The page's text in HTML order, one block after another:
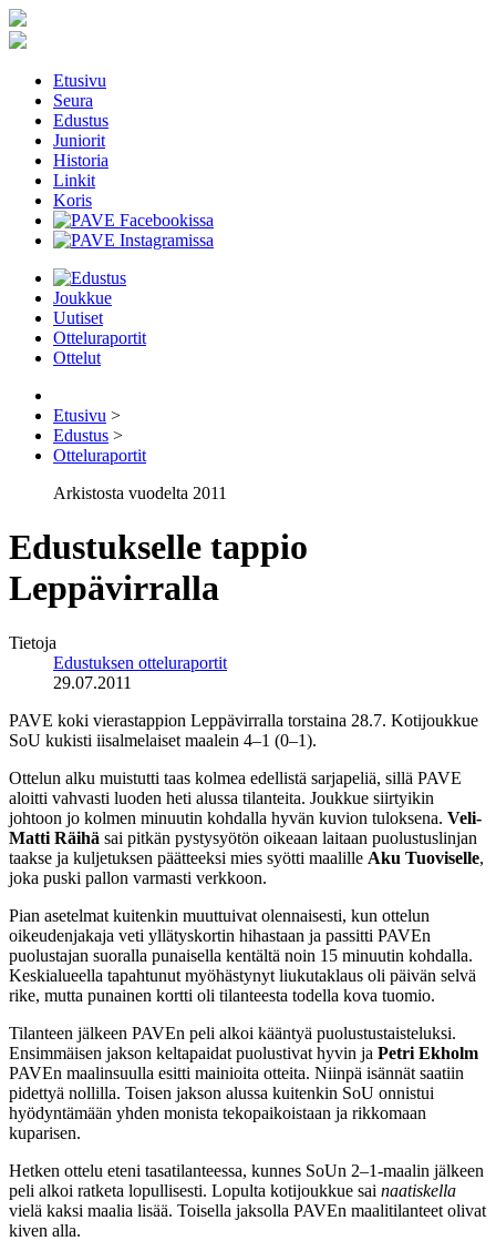
Etusivu
Seura
Edustus
Juniorit
Historia
Linkit
Koris
Joukkue
Uutiset
Otteluraportit
Ottelut
Etusivu >
Edustus >
Otteluraportit
Arkistosta vuodelta 2011
Edustukselle tappio
Leppävirralla
Tietoja
Edustuksen otteluraportit
29.07.2011
PAVE koki vierastappion Leppävirralla torstaina 28.7. Kotijoukkue
SoU kukisti iisalmelaiset maalein 4–1 (0–1).
Ottelun alku muistutti taas kolmea edellistä sarjapeliä, sillä PAVE
aloitti vahvasti luoden heti alussa tilanteita. Joukkue siirtyikin
johtoon jo kolmen minuutin kohdalla hyvän kuvion tuloksena. Veli-
Matti Räihä sai pitkän pystysyötön oikeaan laitaan puolustuslinjan
taakse ja kuljetuksen päätteeksi mies syötti maalille Aku Tuoviselle,
joka puski pallon varmasti verkkoon.
Pian asetelmat kuitenkin muuttuivat olennaisesti, kun ottelun
oikeudenjakaja veti yllätyskortin hihastaan ja passitti PAVEn
puolustajan suoralla punaisella kentältä noin 15 minuutin kohdalla.
Keskialueella tapahtunut myöhästynyt liukutaklaus oli päivän selvä
rike, mutta punainen kortti oli tilanteesta todella kova tuomio.
Tilanteen jälkeen PAVEn peli alkoi kääntyä puolustustaisteluksi.
Ensimmäisen jakson keltapaidat puolustivat hyvin ja Petri Ekholm
PAVEn maalinsuulla esitti mainioita otteita. Niinpä isännät saatiin
pidettyä nollilla. Toisen jakson alussa kuitenkin SoU onnistui
hyödyntämään yhden monista tekopaikoistaan ja rikkomaan
kuparisen.
Hetken ottelu eteni tasatilanteessa, kunnes SoUn 2–1-maalin jälkeen
peli alkoi ratketa lopullisesti. Lopulta kotijoukkue sai naatiskella
vielä kaksi maalia lisää. Toisella jaksolla PAVEn maalitilanteet olivat
kiven alla.